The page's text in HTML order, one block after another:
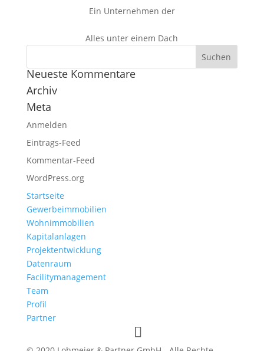
Ein Unternehmen der
Alles unter einem Dach
Neueste Kommentare
Archiv
Meta
Anmelden
Eintrags-Feed
Kommentar-Feed
WordPress.org
Startseite
Gewerbeimmobilien
Wohnimmobilien
Kapitalanlagen
Projektentwicklung
Datenraum
Facilitymanagement
Team
Profil
Partner